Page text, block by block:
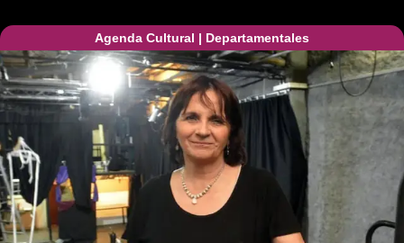
Agenda Cultural | Departamentales